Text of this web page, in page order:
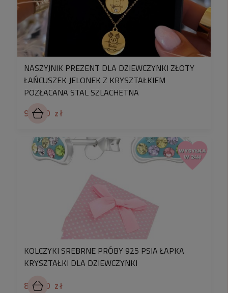
NASZYJNIK PREZENT DLA DZIEWCZYNKI ZŁOTY
ŁAŃCUSZEK JELONEK Z KRYSZTAŁKIEM
POZŁACANA STAL SZLACHETNA
94,90 zł
KOLCZYKI SREBRNE PRÓBY 925 PSIA ŁAPKA
KRYSZTAŁKI DLA DZIEWCZYNKI
89,90 zł